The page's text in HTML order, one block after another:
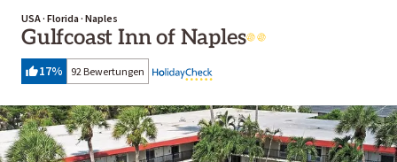
USA · Florida · Naples
Gulfcoast Inn of Naples
17% 92 Bewertungen